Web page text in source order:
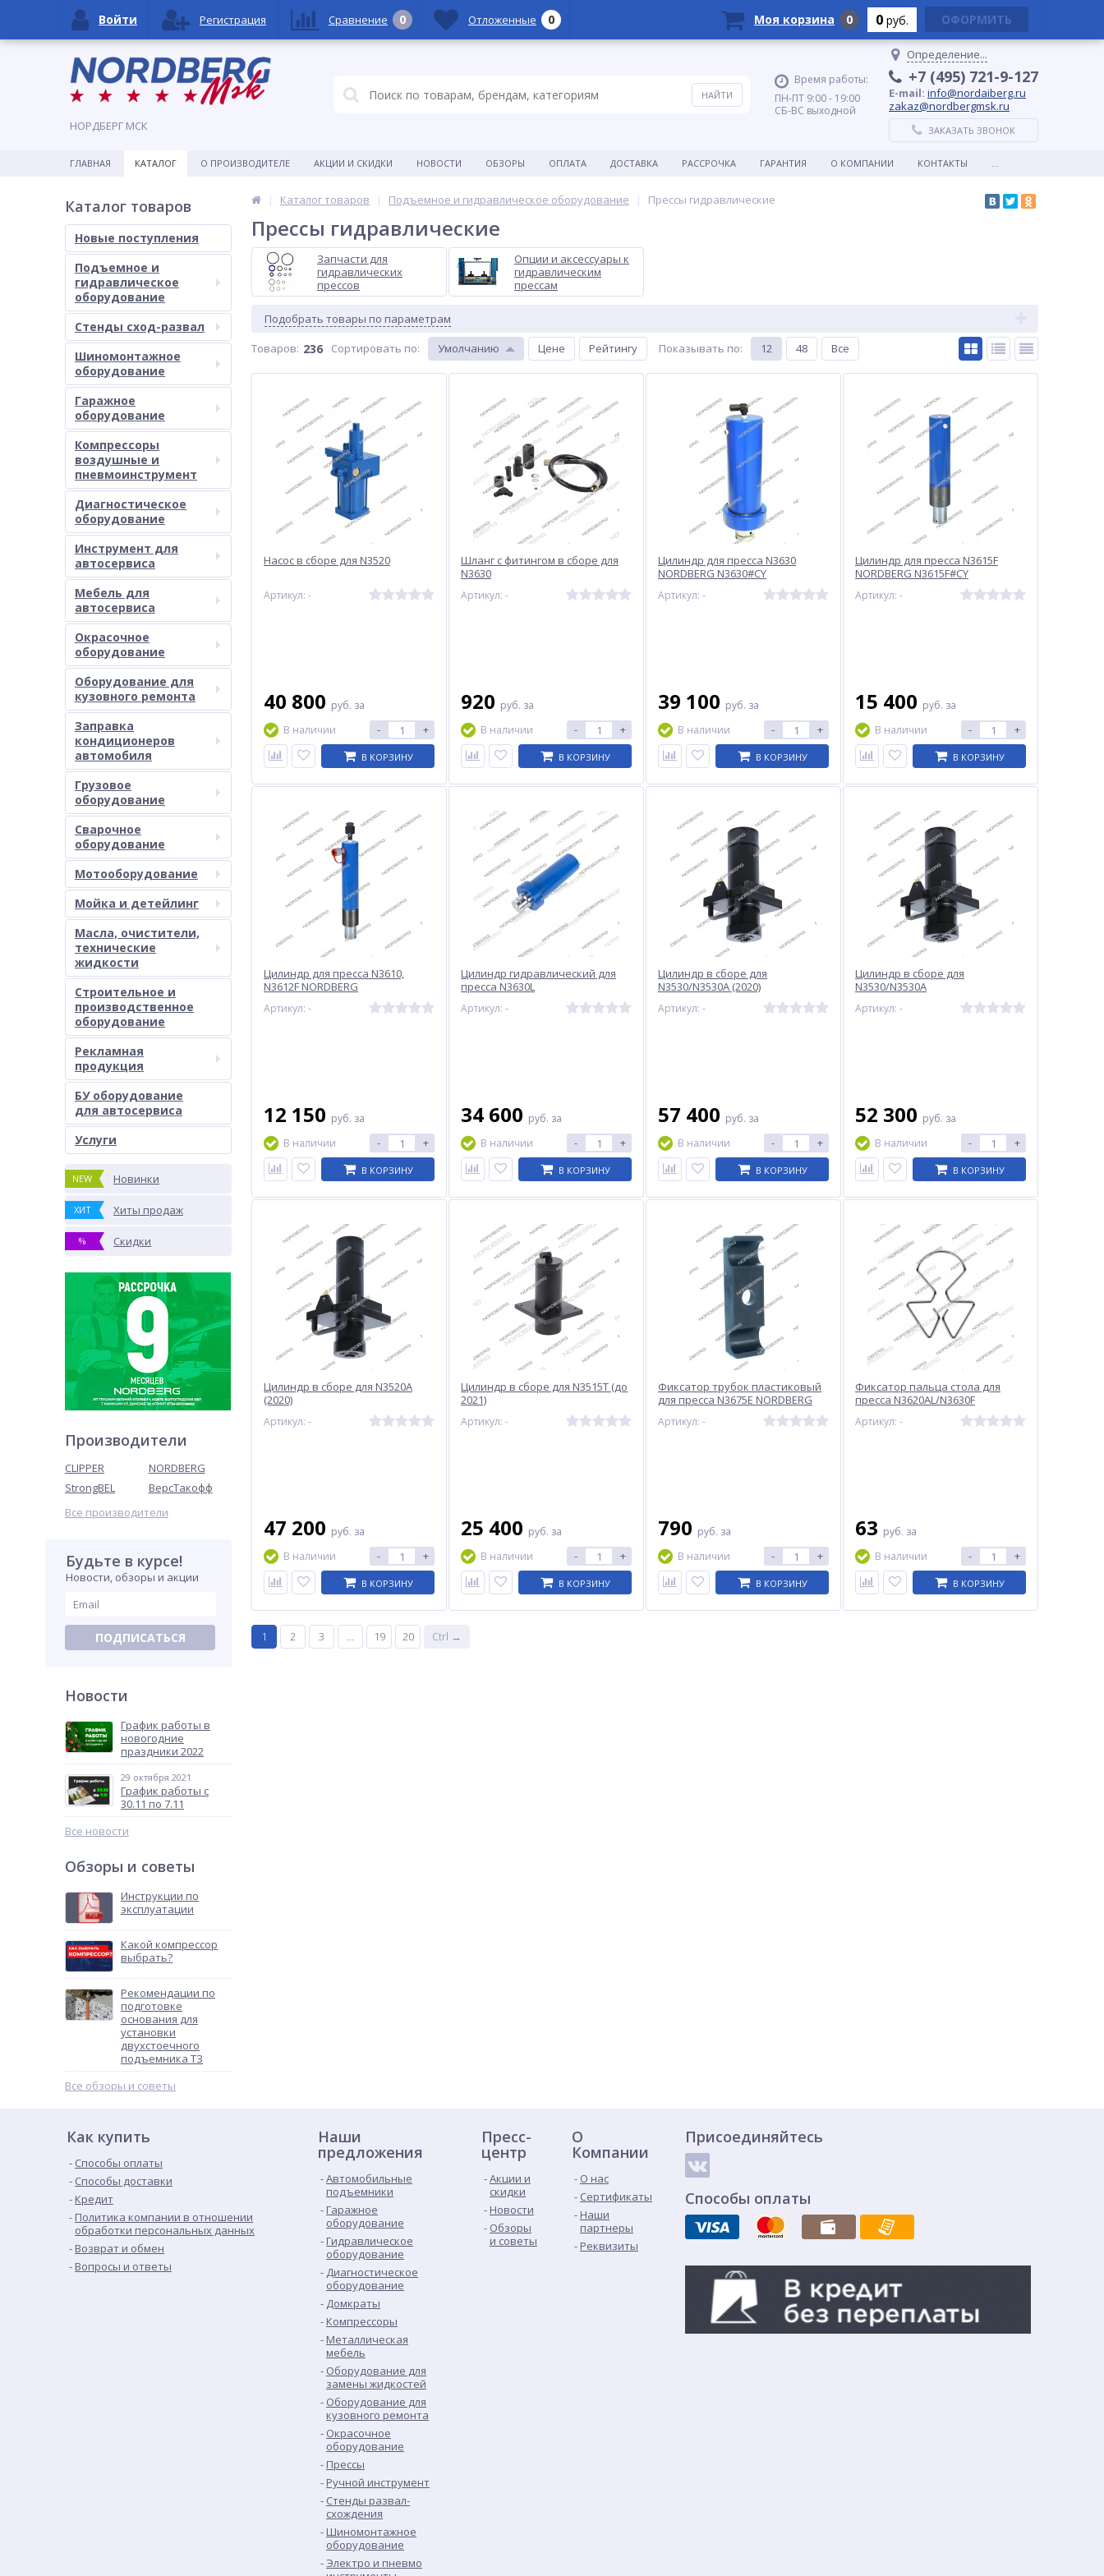
НОРДБЕРГ МСК
Время работы:
ПН-ПТ 9:00 - 19:00
СБ-ВС выходной
Определение...
+7 (495) 721-9-127
E-mail: info@nordaiberg.ru
zakaz@nordbergmsk.ru
ЗАКАЗАТЬ ЗВОНОК
ГЛАВНАЯ КАТАЛОГ О ПРОИЗВОДИТЕЛЕ АКЦИИ И СКИДКИ НОВОСТИ ОБЗОРЫ ОПЛАТА ДОСТАВКА РАССРОЧКА ГАРАНТИЯ О КОМПАНИИ КОНТАКТЫ ...
Каталог товаров
Новые поступления
Подъемное и
гидравлическое
оборудование
Стенды сход-развал
Шиномонтажное
оборудование
Гаражное
оборудование
Компрессоры
воздушные и
пневмоинструмент
Диагностическое
оборудование
Инструмент для
автосервиса
Мебель для
автосервиса
Окрасочное
оборудование
Оборудование для
кузовного ремонта
Заправка
кондиционеров
автомобиля
Грузовое
оборудование
Сварочное
оборудование
Мотооборудование
Мойка и детейлинг
Масла, очистители,
технические
жидкости
Строительное и
производственное
оборудование
Рекламная
продукция
БУ оборудование
для автосервиса
Услуги
NEW Новинки
ХИТ Хиты продаж
% Скидки
Производители
CLIPPER
NORDBERG
StrongBEL
ВерсТакофф
Все производители
Будьте в курсе!
Новости, обзоры и акции
ПОДПИСАТЬСЯ
Новости
График работы в
новогодние
праздники 2022
29 октября 2021
График работы с
30.11 по 7.11
Все новости
Обзоры и советы
Инструкции по
эксплуатации
Какой компрессор
выбрать?
Рекомендации по
подготовке
основания для
установки
двухстоечного
подъемника ТЗ
Все обзоры и советы
Каталог товаров Подъемное и гидравлическое оборудование Прессы гидравлические
Прессы гидравлические
Запчасти для
гидравлических
прессов
Опции и аксессуары к
гидравлическим
прессам
Подобрать товары по параметрам
Товаров: 236 Сортировать по: Умолчанию Цене Рейтингу Показывать по: 12 48 Все
Насос в сборе для N3520
Артикул: -
40 800 руб. за
В наличии
- +
В КОРЗИНУ
Шланг с фитингом в сборе для
N3630
Артикул: -
920 руб. за
В наличии
- +
В КОРЗИНУ
Цилиндр для пресса N3630
NORDBERG N3630#CY
Артикул: -
39 100 руб. за
В наличии
- +
В КОРЗИНУ
Цилиндр для пресса N3615F
NORDBERG N3615F#CY
Артикул: -
15 400 руб. за
В наличии
- +
В КОРЗИНУ
Цилиндр для пресса N3610,
N3612F NORDBERG
Артикул: -
12 150 руб. за
В наличии
- +
В КОРЗИНУ
Цилиндр гидравлический для
пресса N3630L
Артикул: -
34 600 руб. за
В наличии
- +
В КОРЗИНУ
Цилиндр в сборе для
N3530/N3530A (2020)
Артикул: -
57 400 руб. за
В наличии
- +
В КОРЗИНУ
Цилиндр в сборе для
N3530/N3530A
Артикул: -
52 300 руб. за
В наличии
- +
В КОРЗИНУ
Цилиндр в сборе для N3520A
(2020)
Артикул: -
47 200 руб. за
В наличии
- +
В КОРЗИНУ
Цилиндр в сборе для N3515T (до
2021)
Артикул: -
25 400 руб. за
В наличии
- +
В КОРЗИНУ
Фиксатор трубок пластиковый
для пресса N3675E NORDBERG
Артикул: -
790 руб. за
В наличии
- +
В КОРЗИНУ
Фиксатор пальца стола для
пресса N3620AL/N3630F
Артикул: -
63 руб. за
В наличии
- +
В КОРЗИНУ
1 2 3 ... 19 20 Ctrl →
Как купить
Способы оплаты
Способы доставки
Кредит
Политика компании в отношении
обработки персональных данных
Возврат и обмен
Вопросы и ответы
Наши
предложения
Автомобильные
подъемники
Гаражное
оборудование
Гидравлическое
оборудование
Диагностическое
оборудование
Домкраты
Компрессоры
Металлическая
мебель
Оборудование для
замены жидкостей
Оборудование для
кузовного ремонта
Окрасочное
оборудование
Прессы
Ручной инструмент
Стенды развал-
схождения
Шиномонтажное
оборудование
Электро и пневмо
Пресс-
центр
Акции и
скидки
Новости
Обзоры
и советы
О
Компании
О нас
Сертификаты
Наши
партнеры
Реквизиты
Присоединяйтесь
Способы оплаты
Войти Регистрация Сравнение 0 Отложенные 0 Моя корзина 0 0 руб. ОФОРМИТЬ